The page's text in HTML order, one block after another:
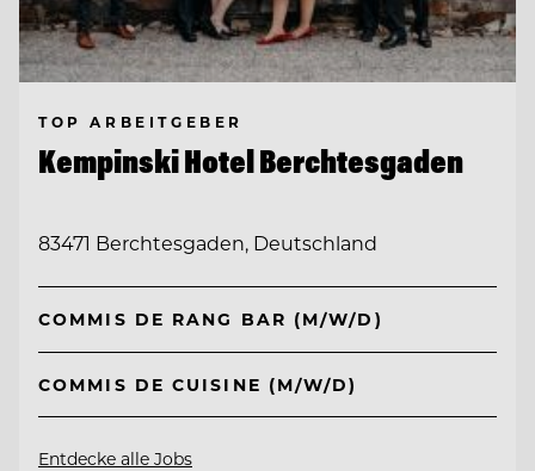
TOP ARBEITGEBER
Kempinski Hotel Berchtesgaden
83471 Berchtesgaden, Deutschland
COMMIS DE RANG BAR (M/W/D)
COMMIS DE CUISINE (M/W/D)
Entdecke alle Jobs